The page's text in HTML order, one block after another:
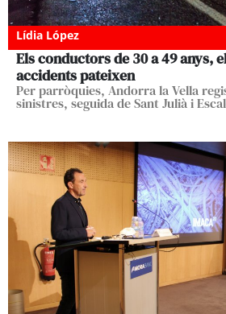
Lídia López
Els conductors de 30 a 49 anys,
accidents pateixen
Per parròquies, Andorra la Vella
sinistres, seguida de Sant Julià i